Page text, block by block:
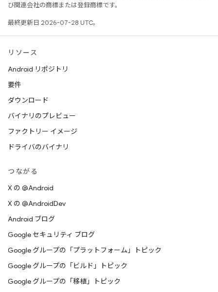
び関連会社の商標または登録商標です。
最終更新日 2026-07-28 UTC。
リソース
Android リポジトリ
要件
ダウンロード
バイナリのプレビュー
ファクトリー イメージ
ドライバのバイナリ
つながる
X の @Android
X の @AndroidDev
Android ブログ
Google セキュリティ ブログ
Google グループの「プラットフォーム」トピック
Google グループの「ビルド」トピック
Google グループの「移植」トピック